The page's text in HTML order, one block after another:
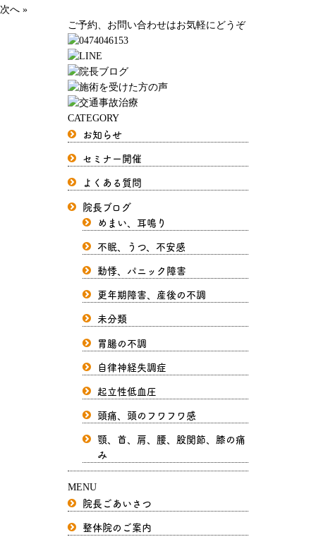
次へ »
ご予約、お問い合わせはお気軽にどうぞ
CATEGORY
お知らせ
セミナー開催
よくある質問
院長ブログ
めまい、耳鳴り
不眠、うつ、不安感
動悸、パニック障害
更年期障害、産後の不調
未分類
胃腸の不調
自律神経失調症
起立性低血圧
頭痛、頭のフワフワ感
顎、首、肩、腰、股関節、膝の痛
み
MENU
院長ごあいさつ
整体院のご案内